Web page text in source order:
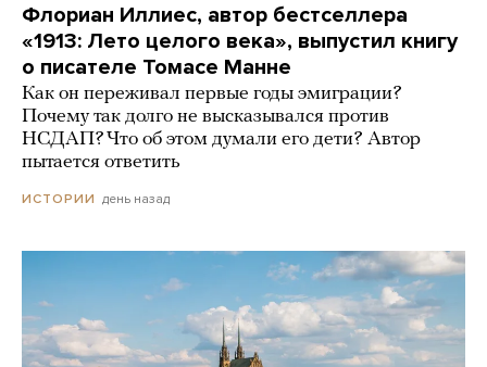
Флориан Иллиес, автор бестселлера
«1913: Лето целого века», выпустил книгу
о писателе Томасе Манне
Как он переживал первые годы эмиграции?
Почему так долго не высказывался против
НСДАП? Что об этом думали его дети? Автор
пытается ответить
ИСТОРИИ день назад